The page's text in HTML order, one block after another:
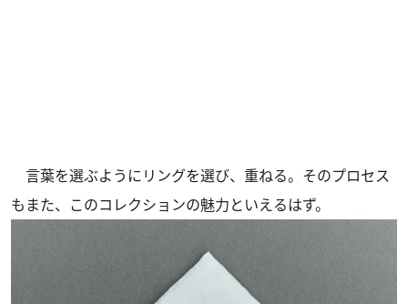
言葉を選ぶようにリングを選び、重ねる。そのプロセス
もまた、このコレクションの魅力といえるはず。